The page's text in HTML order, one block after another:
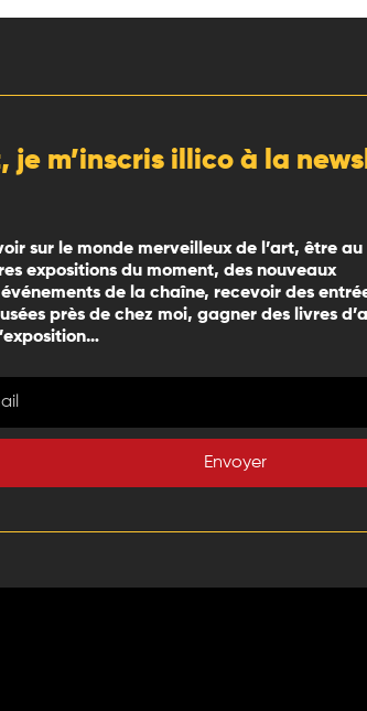
je m’inscris illico à la
sur le monde merveilleux de l’art, être au
expositions du moment, des nouveaux
de la chaîne, recevoir des
près de chez moi, gagner des livres
Envoyer